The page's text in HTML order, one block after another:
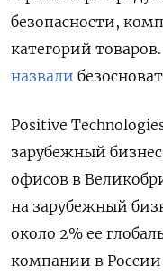
безопасности,
категорий
назвали
Positive
зарубежный бизнес
офисов в
на зарубежный
около 2% ее
компании в